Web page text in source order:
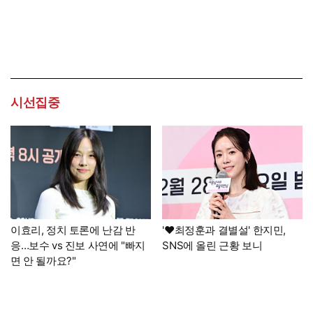
시선집중
이효리, 정치 토론에 난감 반
응…보수 vs 진보 사연에 "빠지
면 안 될까요?"
'♥최정훈과 결별설' 한지민,
SNS에 올린 근황 보니